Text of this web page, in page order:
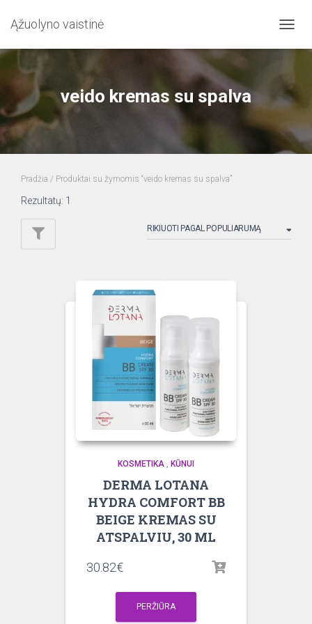
Ąžuolyno vaistinė
veido kremas su spalva
Pradžia / Produktai su žymomis “veido kremas su spalva”
Rezultatų: 1
KOSMETIKA , KŪNUI
DERMA LOTANA
HYDRA COMFORT BB
BEIGE KREMAS SU
ATSPALVIU, 30 ML
30.82€
PERŽIŪRA